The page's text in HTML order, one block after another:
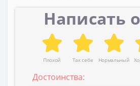
Написать
Плохой Так себе Нормальный
Достоинства: